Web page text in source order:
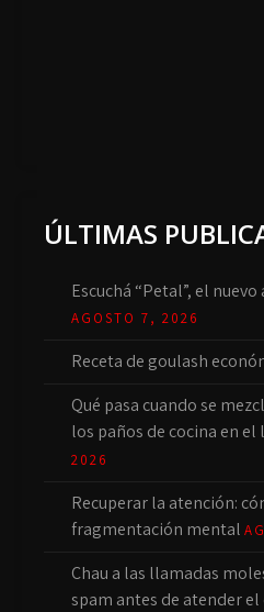
ÚLTIMAS
Escuchá “Petal”, el
AGOSTO 7, 2026
Receta de goulash
Qué pasa cuando se
los paños de cocina en el
2026
Recuperar la atención:
fragmentación mental
Chau a las llamadas
spam antes de atender